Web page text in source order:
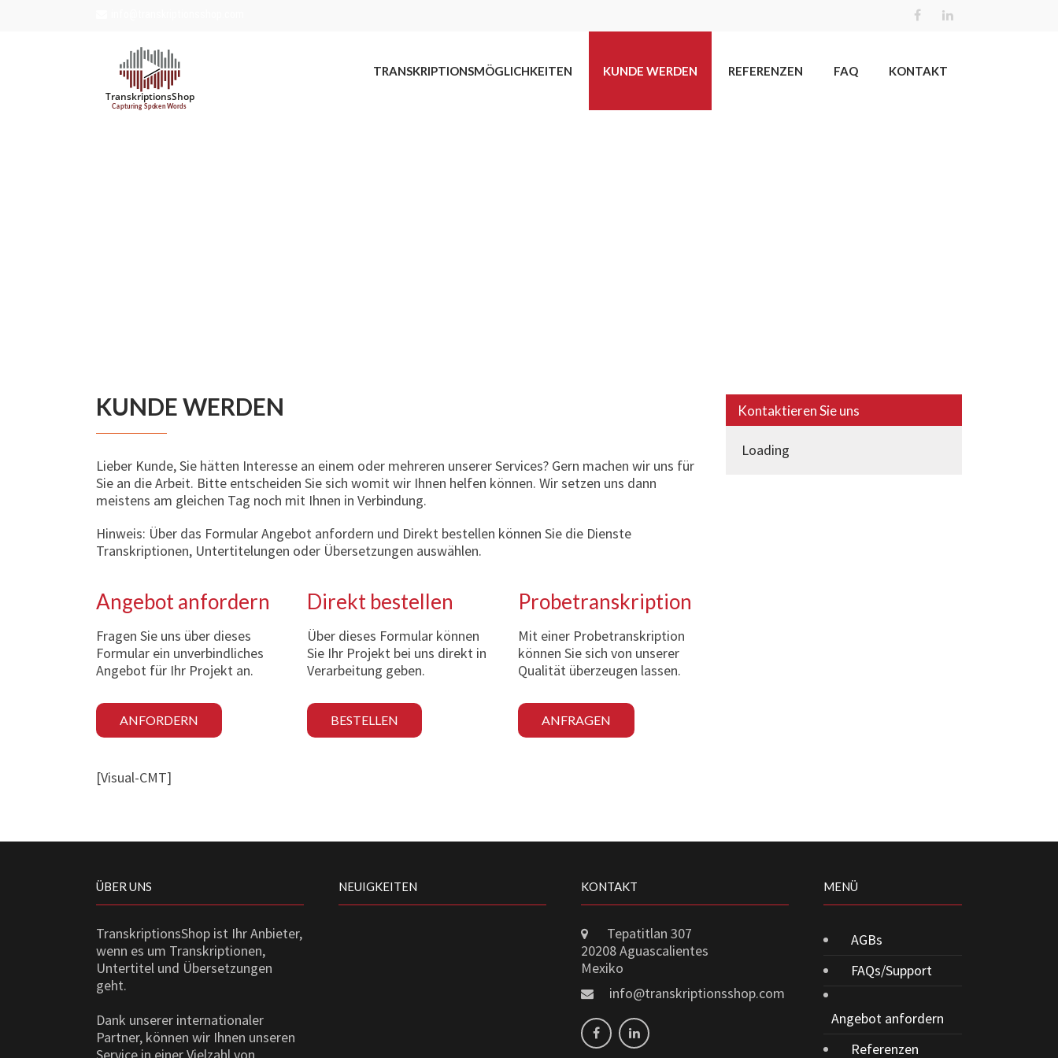
TRANSKRIPTIONSMÖGLICHKEITEN KUNDE WERDEN REFERENZEN FAQ KONTAKT
KUNDE WERDEN
Lieber Kunde, Sie hätten Interesse an einem oder mehreren unserer Services? Gern machen wir uns für
Sie an die Arbeit. Bitte entscheiden Sie sich womit wir Ihnen helfen können. Wir setzen uns dann
meistens am gleichen Tag noch mit Ihnen in Verbindung.
Hinweis: Über das Formular Angebot anfordern und Direkt bestellen können Sie die Dienste
Transkriptionen, Untertitelungen oder Übersetzungen auswählen.
Angebot anfordern
Fragen Sie uns über dieses
Formular ein unverbindliches
Angebot für Ihr Projekt an.
ANFORDERN
Direkt bestellen
Über dieses Formular können
Sie Ihr Projekt bei uns direkt in
Verarbeitung geben.
BESTELLEN
Probetranskription
Mit einer Probetranskription
können Sie sich von unserer
Qualität überzeugen lassen.
ANFRAGEN
[Visual-CMT]
Kontaktieren Sie uns
Loading
ÜBER UNS
TranskriptionsShop ist Ihr Anbieter,
wenn es um Transkriptionen,
Untertitel und Übersetzungen
geht.
Dank unserer internationaler
Partner, können wir Ihnen unseren
NEUIGKEITEN KONTAKT
Tepatitlan 307
20208 Aguascalientes
Mexiko
info@transkriptionsshop.com
MENÜ
AGBs
FAQs/Support
Angebot anfordern
Referenzen